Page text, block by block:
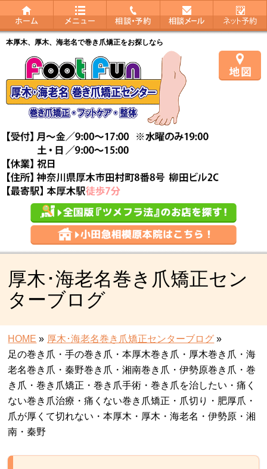
本厚木、厚木、海老名で巻き爪矯正をお探しなら
厚木･海老名巻き爪矯正セン
ターブログ
HOME » 厚木･海老名巻き爪矯正センターブログ »
足の巻き爪・手の巻き爪・本厚木巻き爪・厚木巻き爪・海
老名巻き爪・秦野巻き爪・湘南巻き爪・伊勢原巻き爪・巻
き爪・巻き爪矯正・巻き爪手術・巻き爪を治したい・痛く
ない巻き爪治療・痛くない巻き爪矯正・爪切り・肥厚爪・
爪が厚くて切れない・本厚木・厚木・海老名・伊勢原・湘
南・秦野